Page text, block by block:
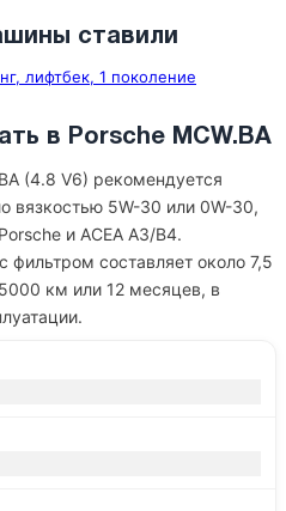
ставили
лифтбек, 1 поколение
в Porsche MCW.BA
(4.8 V6) рекомендуется
вязкостью 5W-30 или 0W-30,
и ACEA A3/B4.
составляет около 7,5
км или 12 месяцев, в